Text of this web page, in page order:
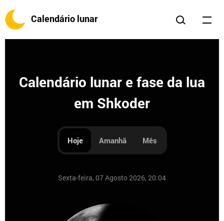
Calendário lunar
Calendário lunar e fase da lua
em Shkoder
Hoje Amanhã Mês
Sexta-feira, 07 Agosto 2026, 20:04